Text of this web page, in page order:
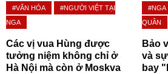
#VĂN HÓA
#NGƯỜI VIỆT TẠI
NGA
Các vị vua Hùng được
tưởng niệm không chỉ ở
Hà Nội mà còn ở Moskva
#NGA
QUÂN
Bảo
và
bay